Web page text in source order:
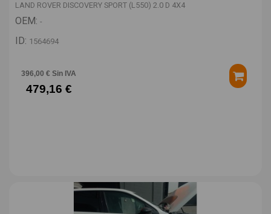
LAND ROVER DISCOVERY SPORT (L550) 2.0 D 4X4
OEM: -
ID: 1564694
396,00 € Sin IVA
479,16 €